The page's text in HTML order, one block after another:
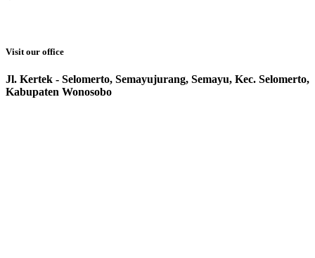
Visit our office
Jl. Kertek - Selomerto, Semayujurang, Semayu, Kec. Selomerto,
Kabupaten Wonosobo